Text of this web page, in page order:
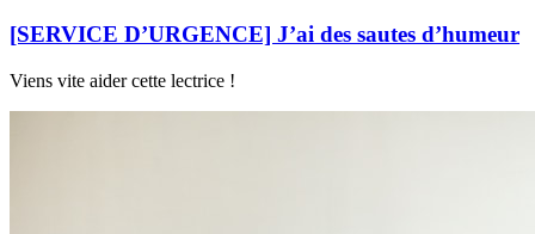
[SERVICE D’URGENCE] J’ai des sautes d’humeur
Viens vite aider cette lectrice !